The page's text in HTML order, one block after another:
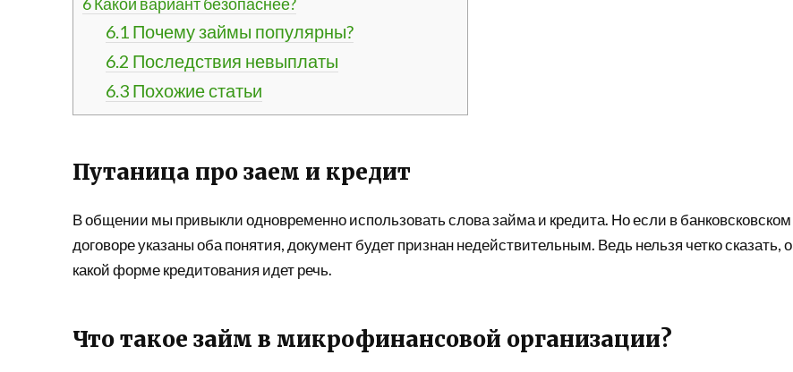
6.1 Почему займы популярны?
6.2 Последствия невыплаты
6.3 Похожие статьи
Путаница про заем и кредит
В общении мы привыкли одновременно использовать слова займа и кредита. Но если в банковсковском
договоре указаны оба понятия, документ будет признан недействительным. Ведь нельзя четко сказать, о
какой форме кредитования идет речь.
Что такое займ в микрофинансовой организации?